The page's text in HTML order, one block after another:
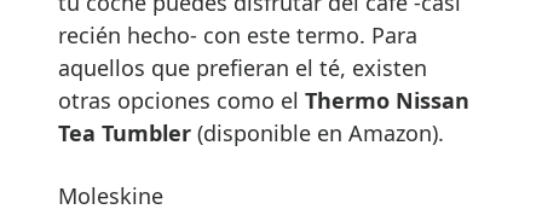
recién hecho- con este termo. Para
aquellos que prefieran el té, existen
otras opciones como el Thermo Nissan
Tea Tumbler (disponible en Amazon).
Moleskine